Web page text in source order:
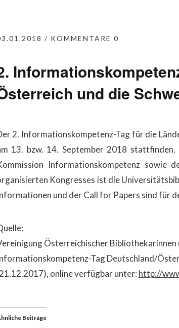
KOMMENTARE 0
und die
2. Informationskompetenz-Tag für die
13. bzw. 14. September 2018
Informationskompetenz sowie
Kongresses ist die
und der Call for Papers sind für
Österreichischer Bibliothekarinnen
Tag Deutschland/
online verfügbar unter: http://
Beiträge